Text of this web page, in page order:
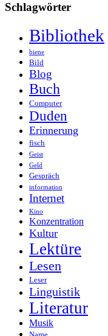
Schlagwörter
Bibliothek
biene
Bild
Blog
Buch
Computer
Duden
Erinnerung
fisch
Geist
Geld
Gespräch
information
Internet
Kino
Konzentration
Kultur
Lektüre
Lesen
Leser
Linguistik
Literatur
Musik